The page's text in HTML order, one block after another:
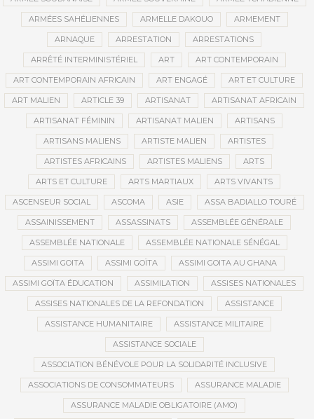
ARMÉES SAHÉLIENNES ARMELLE DAKOUO ARMEMENT
ARNAQUE ARRESTATION ARRESTATIONS
ARRÊTÉ INTERMINISTÉRIEL ART ART CONTEMPORAIN
ART CONTEMPORAIN AFRICAIN ART ENGAGÉ ART ET CULTURE
ART MALIEN ARTICLE 39 ARTISANAT ARTISANAT AFRICAIN
ARTISANAT FÉMININ ARTISANAT MALIEN ARTISANS
ARTISANS MALIENS ARTISTE MALIEN ARTISTES
ARTISTES AFRICAINS ARTISTES MALIENS ARTS
ARTS ET CULTURE ARTS MARTIAUX ARTS VIVANTS
ASCENSEUR SOCIAL ASCOMA ASIE ASSA BADIALLO TOURÉ
ASSAINISSEMENT ASSASSINATS ASSEMBLÉE GÉNÉRALE
ASSEMBLÉE NATIONALE ASSEMBLÉE NATIONALE SÉNÉGAL
ASSIMI GOITA ASSIMI GOÏTA ASSIMI GOITA AU GHANA
ASSIMI GOÏTA ÉDUCATION ASSIMILATION ASSISES NATIONALES
ASSISES NATIONALES DE LA REFONDATION ASSISTANCE
ASSISTANCE HUMANITAIRE ASSISTANCE MILITAIRE
ASSISTANCE SOCIALE
ASSOCIATION BÉNÉVOLE POUR LA SOLIDARITÉ INCLUSIVE
ASSOCIATIONS DE CONSOMMATEURS ASSURANCE MALADIE
ASSURANCE MALADIE OBLIGATOIRE (AMO)